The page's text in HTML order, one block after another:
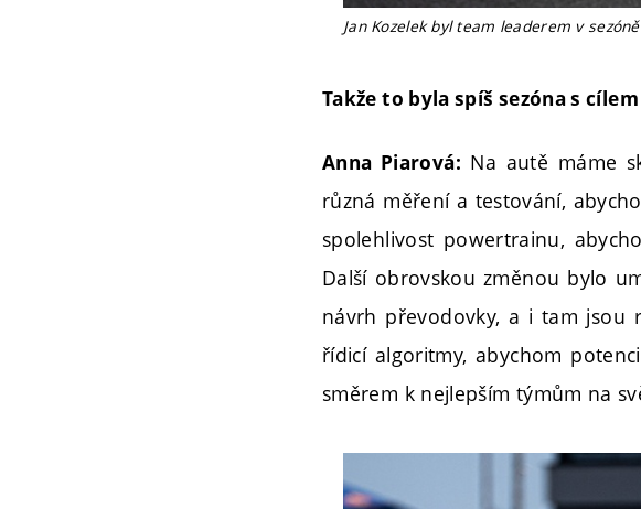
Jan Kozelek byl team leaderem v
Takže to byla spíš sezóna s
Anna Piarová: Na autě máme
různá měření a testování,
spolehlivost powertrainu,
Další obrovskou změnou bylo
návrh převodovky, a i tam jsou
řídicí algoritmy, abychom
směrem k nejlepším týmům na